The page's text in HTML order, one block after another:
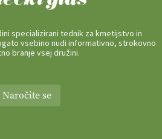
specializirani tednik za kmetijstvo in
vsebino nudi informativno, strokovno
branje vsej družini.
Naročite se